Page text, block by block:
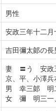
男性
安政三年十二
吉田彌太郞の長
妻 〓う 安政
京、平、小澤
男 幸三郞 明
女 彌 明三一